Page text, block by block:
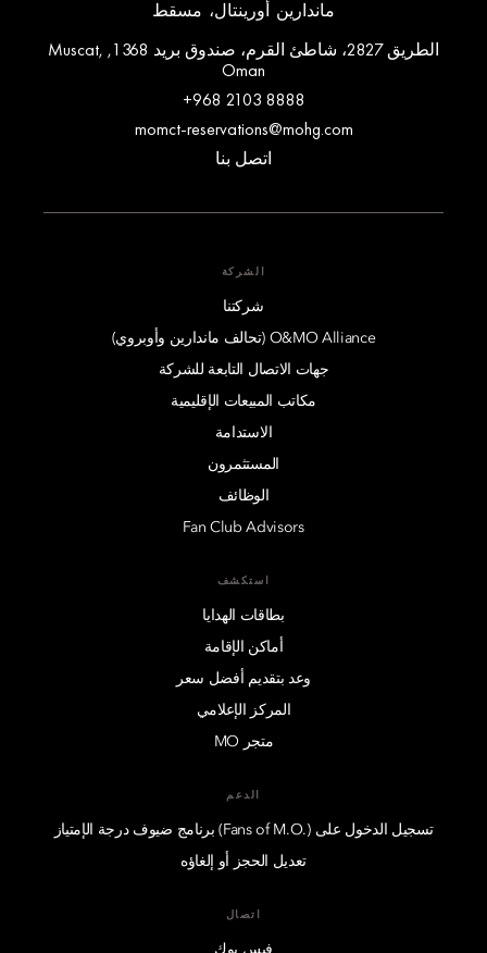
ماندارين أورينتال، مسقط
الطريق 2827، شاطئ القرم، صندوق بريد 1368, Muscat,
Oman
+968 2103 8888
momct-reservations@mohg.com
اتصل بنا
الشركة
شركتنا
O&MO Alliance (تحالف ماندارين وأوبروي)
جهات الاتصال التابعة للشركة
مكاتب المبيعات الإقليمية
الاستدامة
المستثمرون
الوظائف
Fan Club Advisors
استكشف
بطاقات الهدايا
أماكن الإقامة
وعد بتقديم أفضل سعر
المركز الإعلامي
متجر MO
الدعم
تسجيل الدخول على (.Fans of M.O) برنامج ضيوف درجة الإمتياز
تعديل الحجز أو إلغاؤه
اتصال
فيس بوك